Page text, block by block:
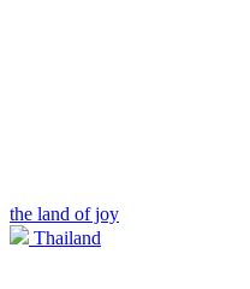
the land of joy
Thailand